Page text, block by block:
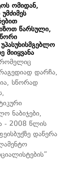
ომიდან,
წარსული,
მიიყვანა
დარჩა,
სწორად
ნაბიჯები,
- 2008 წლის
დაწერა